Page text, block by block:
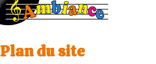
Plan du site